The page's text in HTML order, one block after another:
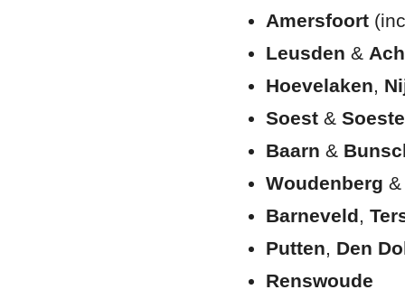
Amersfoort
Leusden &
Hoevelaken,
Soest &
Baarn &
Woudenberg
Barneveld,
Putten, Den
Renswoude